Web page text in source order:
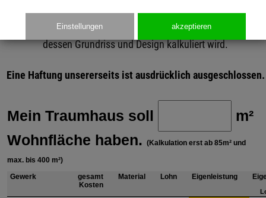
Baukostenrechner nicht die Baukostenaufstellung eines
Architekten ersetzen kann, da jedes Haus individuell nach
dessen Grundriss und Design kalkuliert wird.
Eine Haftung unsererseits ist ausdrücklich ausgeschlossen.
Einstellungen akzeptieren